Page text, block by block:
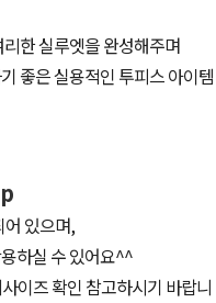
한 실루엣을 완성해주며
좋은 실용적인 투피스 아이템
어 있으며,
하실 수 있어요^^
이즈 확인 참고하시기 바랍니